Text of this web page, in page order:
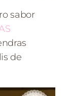
sabor
de